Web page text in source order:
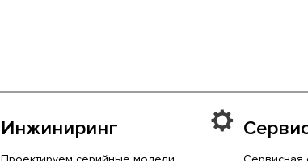
Инжиниринг